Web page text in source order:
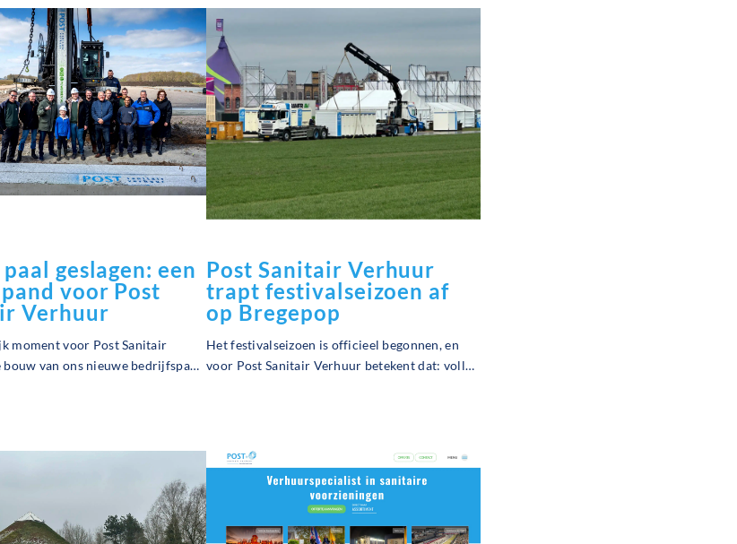
geslagen: een
voor Post
Verhuur
moment voor Post Sanitair
van ons nieuwe bedrijfspand
startsein voor een nieuw
Post Sanitair Verhuur
trapt festivalseizoen af
op Bregepop
Het festivalseizoen is officieel begonnen, en
voor Post Sanitair Verhuur betekent dat: volle
03-02-2025